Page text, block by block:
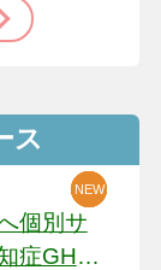
ス
個別サ
症GH、
NEW
NEW
NEW